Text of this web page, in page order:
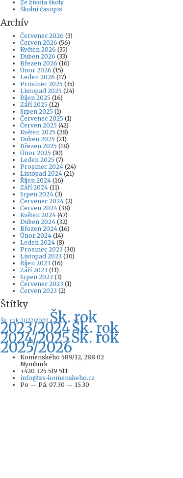
Ze života školy
Školní časopis
Archív
Červenec 2026 (3)
Červen 2026 (56)
Květen 2026 (35)
Duben 2026 (33)
Březen 2026 (16)
Únor 2026 (15)
Leden 2026 (17)
Prosinec 2025 (35)
Listopad 2025 (24)
Říjen 2025 (16)
Září 2025 (12)
Srpen 2025 (1)
Červenec 2025 (1)
Červen 2025 (42)
Květen 2025 (28)
Duben 2025 (21)
Březen 2025 (18)
Únor 2025 (10)
Leden 2025 (7)
Prosinec 2024 (24)
Listopad 2024 (21)
Říjen 2024 (16)
Září 2024 (11)
Srpen 2024 (3)
Červenec 2024 (2)
Červen 2024 (38)
Květen 2024 (47)
Duben 2024 (32)
Březen 2024 (16)
Únor 2024 (14)
Leden 2024 (8)
Prosinec 2023 (30)
Listopad 2023 (30)
Říjen 2023 (16)
Září 2023 (11)
Srpen 2023 (3)
Červenec 2023 (1)
Červen 2023 (2)
Štítky
Šk. rok 2022/2023 Šk. rok
2023/2024Šk. rok
2024/2025Šk. rok
2025/2026
Komenského 589/12, 288 02
Nymburk
+420 325 519 511
info@zs-komenskeho.cz
Po — Pá: 07.30 — 15.30